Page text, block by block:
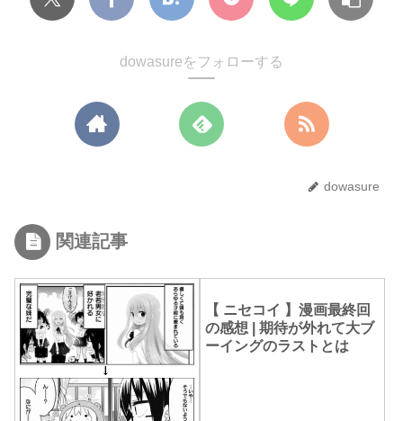
dowasureをフォローする
dowasure
関連記事
【 ニセコイ 】漫画最終回
の感想 | 期待が外れて大ブ
ーイングのラストとは